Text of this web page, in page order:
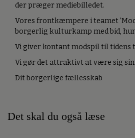
der præger mediebilledet.
Vores frontkæmpere i teamet
borgerlig kulturkamp med bid,
Vi giver kontant modspil til tidens
Vi gør det attraktivt at være sig
Dit borgerlige fællesskab
Det skal du også læse